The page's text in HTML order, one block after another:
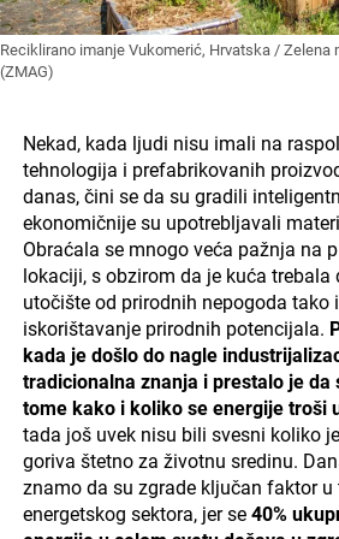
Reciklirano imanje Vukomerić, Hrvatska / Zelena
(ZMAG)
Nekad, kada ljudi nisu imali na
tehnologija i prefabrikovanih
danas, čini se da su gradili
ekonomičnije su upotrebljavali
Obraćala se mnogo veća pažnja na
lokaciji, s obzirom da je kuća trebala
utočište od prirodnih nepogoda tako
iskorištavanje prirodnih potencijala.
kada je došlo do nagle
tradicionalna znanja i prestalo je da
tome kako i koliko se energije troši
tada još uvek nisu bili svesni koliko
goriva štetno za životnu sredinu.
znamo da su zgrade ključan faktor
energetskog sektora, jer se 40%